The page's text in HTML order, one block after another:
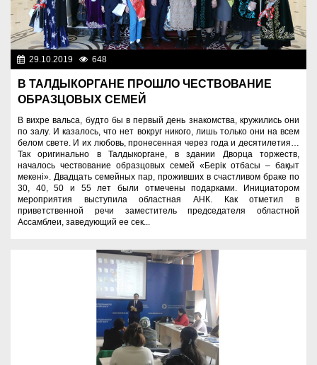
29.10.2019 648
В ТАЛДЫКОРГАНЕ ПРОШЛО ЧЕСТВОВАНИЕ
ОБРАЗЦОВЫХ СЕМЕЙ
В вихре вальса, будто бы в первый день знакомства, кружились они
по залу. И казалось, что нет вокруг никого, лишь только они на всем
белом свете. И их любовь, пронесенная через года и десятилетия…
Так оригинально в Талдыкоргане, в здании Дворца торжеств,
началось чествование образцовых семей «Берік отбасы – бақыт
мекені». Двадцать семейных пар, проживших в счастливом браке по
30, 40, 50 и 55 лет были отмечены подарками. Инициатором
мероприятия выступила областная АНК. Как отметил в
приветственной речи заместитель председателя областной
Ассамблеи, заведующий ее сек...